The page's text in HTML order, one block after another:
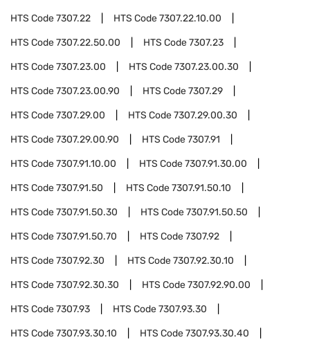
HTS Code7307.22 HTS Code7307.22.10.00
HTS Code7307.22.50.00 HTS Code7307.23
HTS Code7307.23.00 HTS Code7307.23.00.30
HTS Code7307.23.00.90 HTS Code7307.29
HTS Code7307.29.00 HTS Code7307.29.00.30
HTS Code7307.29.00.90 HTS Code7307.91
HTS Code7307.91.10.00 HTS Code7307.91.30.00
HTS Code7307.91.50 HTS Code7307.91.50.10
HTS Code7307.91.50.30 HTS Code7307.91.50.50
HTS Code7307.91.50.70 HTS Code7307.92
HTS Code7307.92.30 HTS Code7307.92.30.10
HTS Code7307.92.30.30 HTS Code7307.92.90.00
HTS Code7307.93 HTS Code7307.93.30
HTS Code7307.93.30.10 HTS Code7307.93.30.40